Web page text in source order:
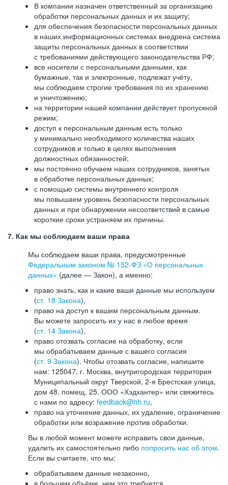
В компании назначен ответственный за организацию
обработки персональных данных и их защиту;
для обеспечения безопасности персональных данных
в наших информационных системах внедрена система
защиты персональных данных в соответствии
с требованиями действующего законодательства РФ;
все носители с персональными данными, как
бумажные, так и электронные, подлежат учёту,
мы соблюдаем строгие требования по их хранению
и уничтожению;
на территории нашей компании действует пропускной
режим;
доступ к персональным данным есть только
у минимально необходимого количества наших
сотрудников и только в целях выполнения
должностных обязанностей;
мы постоянно обучаем наших сотрудников, занятых
в обработке персональных данных;
с помощью системы внутреннего контроля
мы повышаем уровень безопасности персональных
данных и при обнаружении несоответствий в самые
короткие сроки устраняем их причины.
7. Как мы соблюдаем ваши права
Мы соблюдаем ваши права, предусмотренные
Федеральным законом № 152-ФЗ «О персональных
данных» (далее — Закон), а именно:
право знать, как и какие ваши данные мы используем
(ст. 18 Закона),
право на доступ к вашим персональным данным.
Вы можете запросить их у нас в любое время
(ст. 14 Закона),
право отозвать согласие на обработку, если
мы обрабатываем данные с вашего согласия
(ст. 9 Закона). Чтобы отозвать согласие, напишите
нам: 125047, г. Москва, внутригородская территория
Муниципальный округ Тверской, 2-я Брестская улица,
дом 48, помещ. 25, ООО «Хэдхантер» или свяжитесь
с нами по адресу: feedback@hh.ru,
право на уточнение данных, их удаление, ограничение
обработки или возражение против обработки.
Вы в любой момент можете исправить свои данные,
удалить их самостоятельно либо попросить нас об этом.
Если вы считаете, что мы:
обрабатываем данные незаконно,
в большем объёме, чем это требуется,